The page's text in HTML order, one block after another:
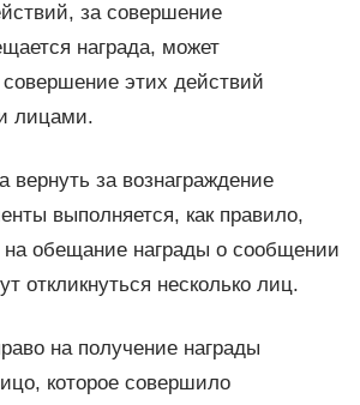
за совершение
награда, может
этих действий
лицами.
вернуть за вознаграждение
выполняется, как правило,
обещание награды о сообщении
откликнуться несколько лиц.
на получение награды
которое совершило